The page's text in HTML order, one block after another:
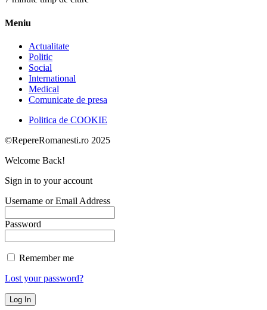
Meniu
Actualitate
Politic
Social
International
Medical
Comunicate de presa
Politica de COOKIE
©RepereRomanesti.ro 2025
Welcome Back!
Sign in to your account
Username or Email Address
Password
Remember me
Lost your password?